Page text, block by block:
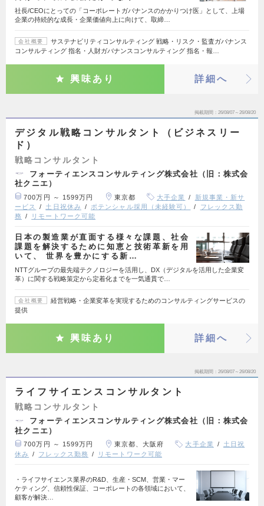
社長/CEOにとっての「コーポレートガバナンスのかかりつけ医」として、上場
企業の持続的な成長・企業価値向上に向けて、取締…
会社概要
サステナビリティコンサルティング 戦略・リスク・監査ガバナンス
コンサルティング 指名・人財ガバナンスコンサルティング 指名・報…
興味あり 詳細へ
掲載期間 26/08/07～26/08/20
デジタル戦略コンサルタント（ビジネスリー
ド）
戦略コンサルタント
フォーティエンスコンサルティング株式会社（旧：株式会
社クニエ）
700万円 ～ 1599万円 東京都 大手企業
新規事業・新サ
ービス
土日祝休み ポテンシャル採用（未経験可）
フレックス勤
務
リモートワーク可能
日本の製造業が直面する様々な課題、社会
課題を解決するために知恵と技術革新を用
いて、 世界を豊かにする新…
NTTグループの最先端テクノロジーを活用し、DX（デジタルを活用した企業変
革）に関する戦略策定から定着化までを一気通貫で…
会社概要
経営戦略・企業変革を実現するためのコンサルティングサービスの
提供
興味あり 詳細へ
掲載期間 26/08/07～26/08/20
ライフサイエンスコンサルタント
戦略コンサルタント
フォーティエンスコンサルティング株式会社（旧：株式会
社クニエ）
700万円 ～ 1599万円 東京都、大阪府 大手企業
土日祝
休み
フレックス勤務 リモートワーク可能
・ライフサイエンス業界のR&D、生産・SCM、営業・マー
ケティング、信頼性保証、コーポレートの各領域において、
顧客が解決…